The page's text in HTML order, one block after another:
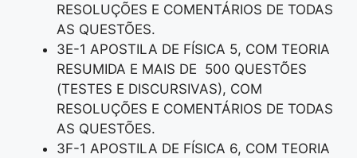
RESOLUÇÕES E COMENTÁRIOS DE TODAS
AS QUESTÕES.
3E-1 APOSTILA DE FÍSICA 5, COM TEORIA
RESUMIDA E MAIS DE 500 QUESTÕES
(TESTES E DISCURSIVAS), COM
RESOLUÇÕES E COMENTÁRIOS DE TODAS
AS QUESTÕES.
3F-1 APOSTILA DE FÍSICA 6, COM TEORIA